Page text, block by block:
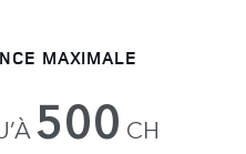
MAXIMALE
500 CH